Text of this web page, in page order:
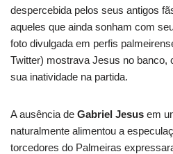
despercebida pelos seus antigos
aqueles que ainda sonham com
foto divulgada em perfis
Twitter) mostrava Jesus no banco,
sua inatividade na partida.
A ausência de Gabriel Jesus em
naturalmente alimentou a
torcedores do Palmeiras